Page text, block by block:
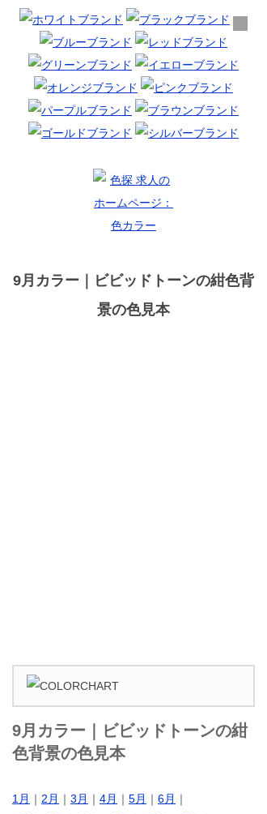
9月カラー｜ビビッドトーンの紺色背
景の色見本
9月カラー｜ビビッドトーンの紺
色背景の色見本
1月 ｜ 2月 ｜ 3月 ｜ 4月 ｜ 5月 ｜ 6月 ｜